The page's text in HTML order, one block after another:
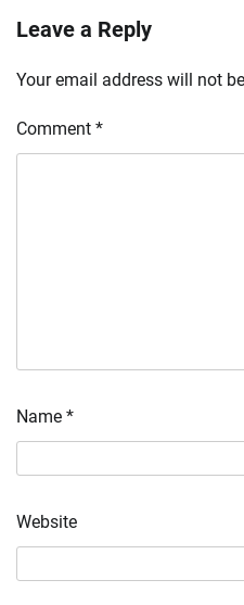
Leave a Reply
Your email address will not
Comment *
Name *
Website